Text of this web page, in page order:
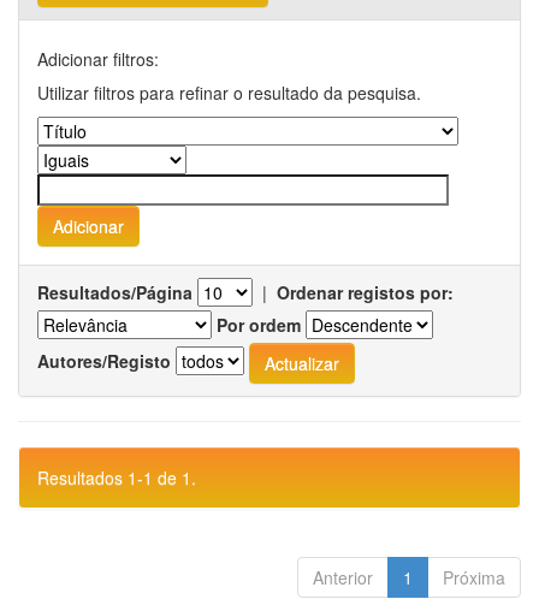
Adicionar filtros:
Utilizar filtros para refinar o resultado da pesquisa.
Resultados/Página | Ordenar registos por:
Por ordem
Autores/Registo
Resultados 1-1 de 1.
Anterior 1 Próxima